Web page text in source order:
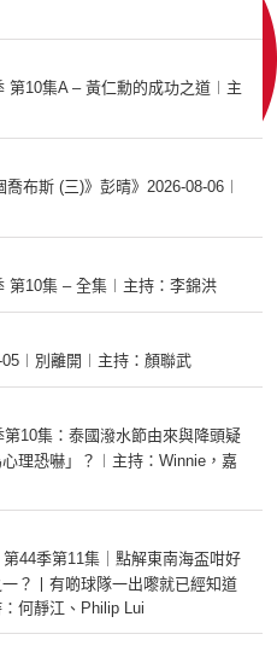
第10集A – 黃仁勳的成功之道︱主
布斯 (三)》彭晴》2026-08-06︱
第10集 – 全集︱主持：李錦洪
別離開︱主持：顏聯武
第10集：泰國潑水節由來與降頭疑
理恐嚇」？︱主持：Winnie，嘉
第44季第11集｜點解東南海盃咁好
？丨有啲球隊一出嚟就已經知道
何靜江、Philip Lui